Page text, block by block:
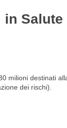
Salute
milioni destinati
dei rischi).